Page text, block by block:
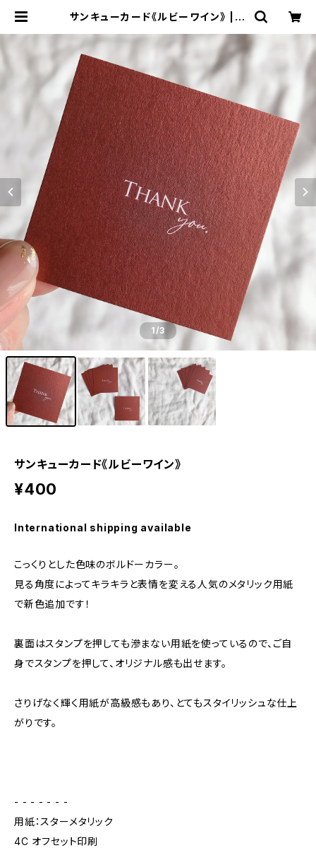
サンキューカード《ルビーワイン》 | H
1/3
サンキューカード《ルビーワイン》
¥400
International shipping available
こっくりとした色味のボルドーカラー。
見る角度によってキラキラと表情を変える人気のメタリック用紙
で新色追加です！
裏面はスタンプを押しても滲まない用紙を使っているので、ご自
身でスタンプを押して、オリジナル感も出せます。
さりげなく輝く用紙が高級感もあり、とてもスタイリッシュな仕上
がりです。
- - - - - - -
用紙：スターメタリック
4C オフセット印刷